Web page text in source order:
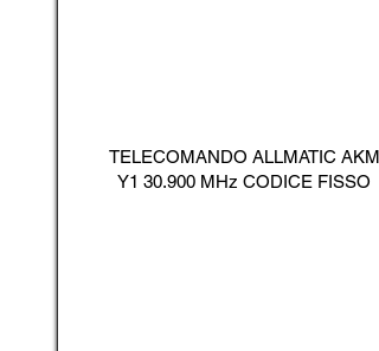
TELECOMANDO ALLMATIC AKM
Y1 30.900 MHz CODICE FISSO